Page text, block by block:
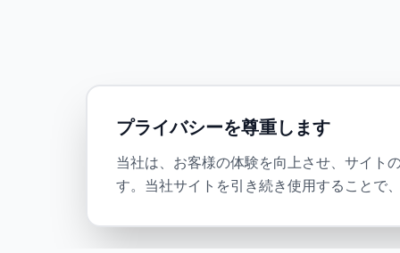
プライバシーを尊重します
当社は、お客様の体験を向上させ、サイト
す。当社サイトを引き続き使用することで